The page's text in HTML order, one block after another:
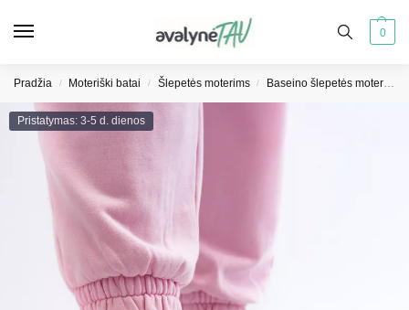
0
Pradžia / Moteriški batai / Šlepetės moterims / Baseino šlepetės moterims
Pristatymas: 3-5 d. dienos